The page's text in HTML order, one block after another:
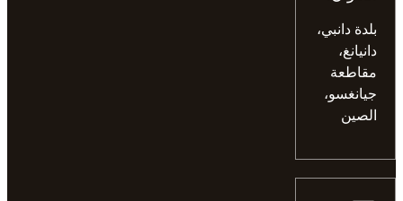
بلدة دانبي،
دانيانغ،
مقاطعة
جيانغسو،
الصين